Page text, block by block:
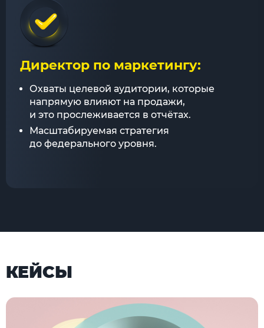
Директор по маркетингу:
Охваты целевой аудитории, которые
напрямую влияют на продажи,
и это прослеживается в отчётах.
Масштабируемая стратегия
до федерального уровня.
КЕЙСЫ